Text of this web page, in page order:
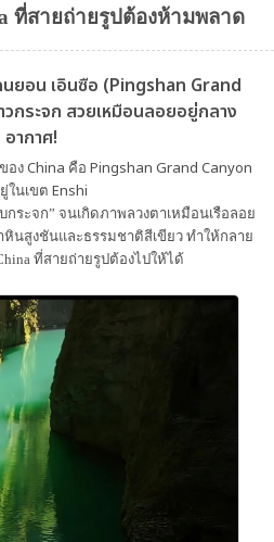
ที่สายถ่ายรูปต้องห้ามพลาด
ยอน เอินซือ (Pingshan Grand
กระจก สวยเหมือนลอยอยู่กลาง
อากาศ!
อง China คือ Pingshan Grand Canyon
ในเขต Enshi
ระจก” จนเกิดภาพลวงตาเหมือนเรือลอย
นสูงชันและธรรมชาติสีเขียว ทำให้กลาย
ที่สายถ่ายรูปต้องไปให้ได้